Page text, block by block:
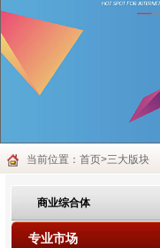
当前位置：首页>三大版块
商业综合体
专业市场